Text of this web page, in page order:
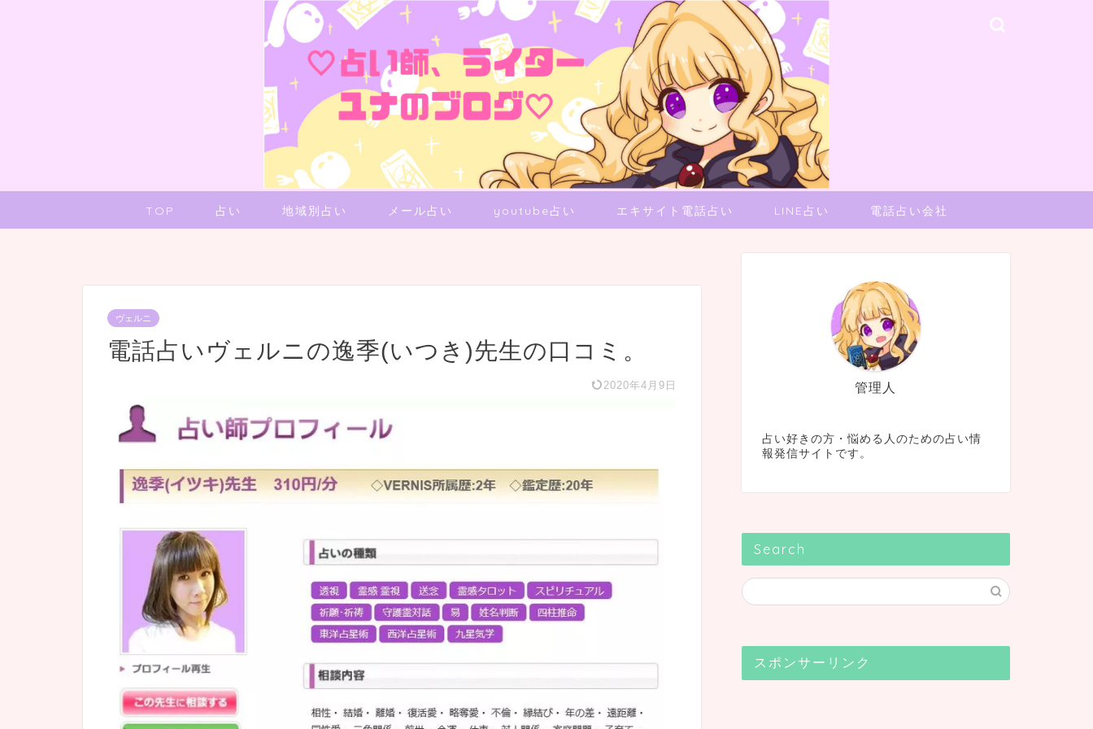
TOP 占い 地域別占い メール占い youtube占い エキサイト電話占い LINE占い 電話占い会社
ヴェルニ
電話占いヴェルニの逸季(いつき)先生の口コミ。
2020年4月9日 管理人
占い好きの方・悩める人のための占い情
報発信サイトです。
Search
スポンサーリンク